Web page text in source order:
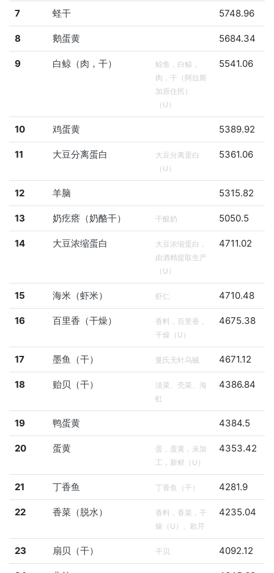
7 蛏干 5748.96
8 鹅蛋黄 5684.34
9 白鲸（肉，干）
鲸鱼，白鲸，
肉，干（阿拉斯
加原住民）
（U）
5541.06
10 鸡蛋黄 5389.92
11 大豆分离蛋白
大豆分离蛋白
（U）
5361.06
12 羊脑 5315.82
13 奶疙瘩（奶酪干） 干酸奶 5050.5
14 大豆浓缩蛋白
大豆浓缩蛋白，
由酒精提取生产
（U）
4711.02
15 海米（虾米） 虾仁 4710.48
16 百里香（干燥）
香料，百里香，
干燥（U）
4675.38
17 墨鱼（干） 曼氏无针乌贼 4671.12
18 贻贝（干）
淡菜、壳菜、海
虹
4386.84
19 鸭蛋黄 4384.5
20 蛋黄
蛋，蛋黄，未加
工，新鲜（U）
4353.42
21 丁香鱼 丁香鱼（干） 4281.9
22 香菜（脱水）
香料，香菜，干
燥（U）、欧芹
4235.04
23 扇贝（干） 干贝 4092.12